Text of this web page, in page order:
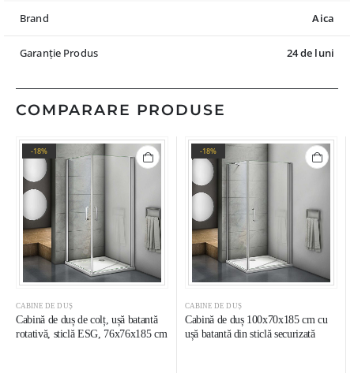
Brand Aica
Garanție Produs 24 de luni
COMPARARE PRODUSE
-18%
CABINE DE DUȘ
Cabină de duș de colț, ușă batantă
rotativă, sticlă ESG, 76x76x185 cm
-18%
CABINE DE DUȘ
Cabină de duș 100x70x185 cm cu
ușă batantă din sticlă securizată